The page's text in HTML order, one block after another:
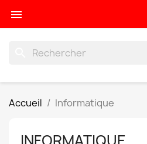

Accueil Informatique